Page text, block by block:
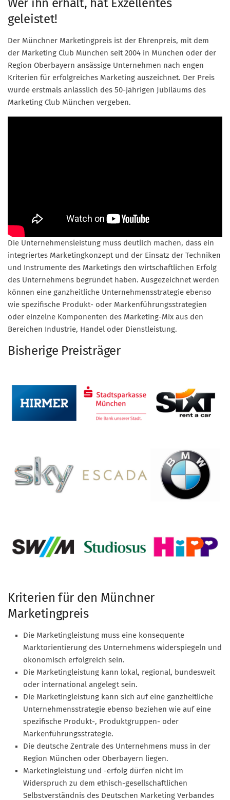
Marketing Pioniere
Arbeitsgruppen
MarketingFrauen
Münchner Marketingpreis
Partnerschaften
Bundesverband Marketing Clubs
MITGLIEDSCHAFT
PODCAST
AKTUELLES
KONTAKT
Wer ihn erhält, hat Exzellentes
geleistet!
Der Münchner Marketingpreis ist der Ehrenpreis, mit dem
der Marketing Club München seit 2004 in München oder der
Region Oberbayern ansässige Unternehmen nach engen
Kriterien für erfolgreiches Marketing auszeichnet. Der Preis
wurde erstmals anlässlich des 50-jährigen Jubiläums des
Marketing Club München vergeben.
Die Unternehmensleistung muss deutlich machen, dass ein
integriertes Marketingkonzept und der Einsatz der Techniken
und Instrumente des Marketings den wirtschaftlichen Erfolg
des Unternehmens begründet haben. Ausgezeichnet werden
können eine ganzheitliche Unternehmensstrategie ebenso
wie spezifische Produkt- oder Markenführungsstrategien
oder einzelne Komponenten des Marketing-Mix aus den
Bereichen Industrie, Handel oder Dienstleistung.
Bisherige Preisträger
Kriterien für den Münchner
Marketingpreis
Die Marketingleistung muss eine konsequente
Marktorientierung des Unternehmens widerspiegeln und
ökonomisch erfolgreich sein.
Die Marketingleistung kann lokal, regional, bundesweit
oder international angelegt sein.
Die Marketingleistung kann sich auf eine ganzheitliche
Unternehmensstrategie ebenso beziehen wie auf eine
spezifische Produkt-, Produktgruppen- oder
Markenführungsstrategie.
Die deutsche Zentrale des Unternehmens muss in der
Region München oder Oberbayern liegen.
Marketingleistung und -erfolg dürfen nicht im
Widerspruch zu dem ethisch-gesellschaftlichen
Selbstverständnis des Deutschen Marketing Verbandes